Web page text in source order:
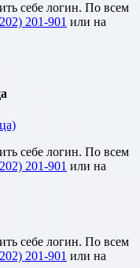
себе логин. По всем
201-901 или на
себе логин. По всем
201-901 или на
себе логин. По всем
201-901 или на